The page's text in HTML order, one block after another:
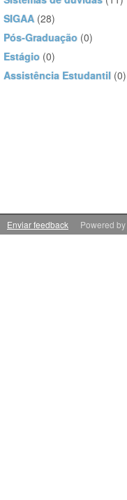
SIGAA (28)
Pós-Graduação (0)
Estágio (0)
Assistência Estudantil (0)
Enviar feedback Powered by